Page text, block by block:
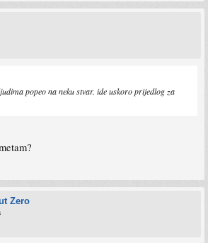
popeo na neku stvar. ide uskoro prijedlog za
Zero